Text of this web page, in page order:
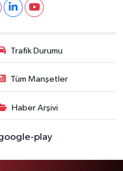
Trafik Durumu
Tüm Manşetler
Haber Arşivi